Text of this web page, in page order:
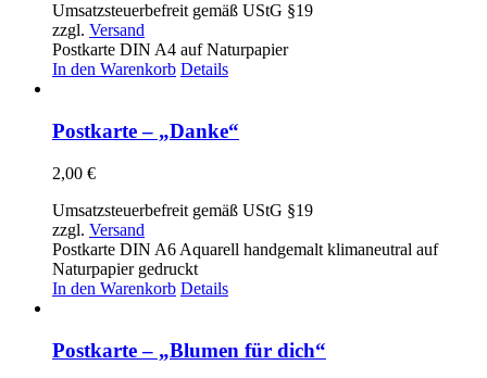
Umsatzsteuerbefreit gemäß UStG §19
zzgl. Versand
Postkarte DIN A4 auf Naturpapier
In den Warenkorb Details
Postkarte – „Danke“
2,00 €
Umsatzsteuerbefreit gemäß UStG §19
zzgl. Versand
Postkarte DIN A6 Aquarell handgemalt klimaneutral auf
Naturpapier gedruckt
In den Warenkorb Details
Postkarte – „Blumen für dich“